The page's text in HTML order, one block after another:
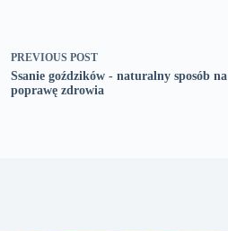
PREVIOUS POST
Ssanie goździków - naturalny sposób na
poprawę zdrowia